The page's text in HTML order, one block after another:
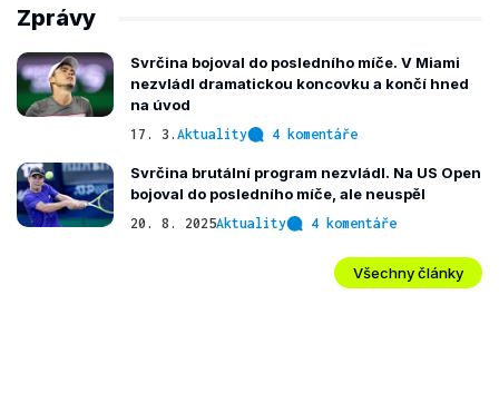
Zprávy
Svrčina bojoval do posledního míče. V Miami
nezvládl dramatickou koncovku a končí hned
na úvod
17. 3. Aktuality 4 komentáře
Svrčina brutální program nezvládl. Na US Open
bojoval do posledního míče, ale neuspěl
20. 8. 2025Aktuality 4 komentáře
Všechny články